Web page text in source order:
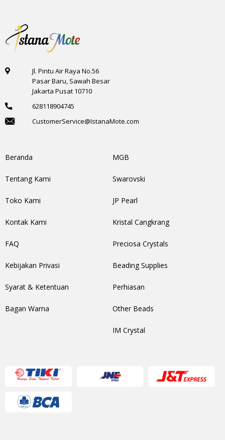
Jl. Pintu Air Raya No.56
Pasar Baru, Sawah Besar
Jakarta Pusat 10710
628118904745
CustomerService@IstanaMote.com
Beranda
Tentang Kami
Toko Kami
Kontak Kami
FAQ
Kebijakan Privasi
Syarat & Ketentuan
Bagan Warna
MGB
Swarovski
JP Pearl
Kristal Cangkrang
Preciosa Crystals
Beading Supplies
Perhiasan
Other Beads
IM Crystal